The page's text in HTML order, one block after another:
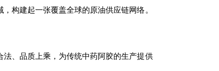
构建起一张覆盖全球的原油供应链网络。
、品质上乘，为传统中药阿胶的生产提供